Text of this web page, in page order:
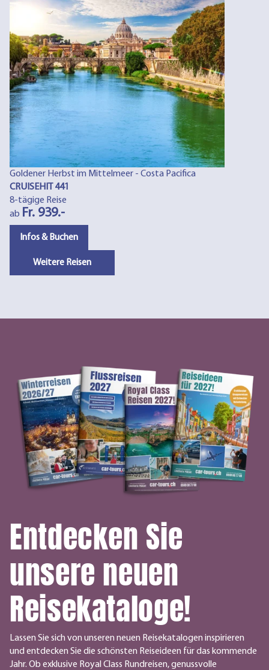
Goldener Herbst im Mittelmeer - Costa Pacifica
CRUISEHIT 441
8-tägige Reise
ab Fr. 939.-
Infos & Buchen
Weitere Reisen
Entdecken Sie
unsere neuen
Reisekataloge!
Lassen Sie sich von unseren neuen Reisekatalogen inspirieren
und entdecken Sie die schönsten Reiseideen für das kommende
Jahr. Ob exklusive Royal Class Rundreisen, genussvolle